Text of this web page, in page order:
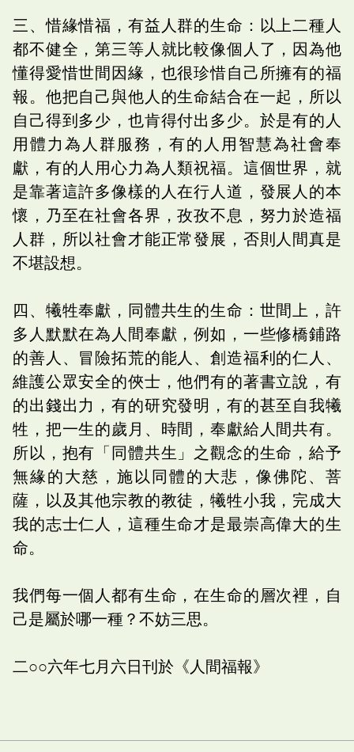
三、惜緣惜福，有益人群的生命：以上二種人
都不健全，第三等人就比較像個人了，因為他
懂得愛惜世間因緣，也很珍惜自己所擁有的福
報。他把自己與他人的生命結合在一起，所以
自己得到多少，也肯得付出多少。於是有的人
用體力為人群服務，有的人用智慧為社會奉
獻，有的人用心力為人類祝福。這個世界，就
是靠著這許多像樣的人在行人道，發展人的本
懷，乃至在社會各界，孜孜不息，努力於造福
人群，所以社會才能正常發展，否則人間真是
不堪設想。
四、犧牲奉獻，同體共生的生命：世間上，許
多人默默在為人間奉獻，例如，一些修橋鋪路
的善人、冒險拓荒的能人、創造福利的仁人、
維護公眾安全的俠士，他們有的著書立說，有
的出錢出力，有的研究發明，有的甚至自我犧
牲，把一生的歲月、時間，奉獻給人間共有。
所以，抱有「同體共生」之觀念的生命，給予
無緣的大慈，施以同體的大悲，像佛陀、菩
薩，以及其他宗教的教徒，犧牲小我，完成大
我的志士仁人，這種生命才是最崇高偉大的生
命。
我們每一個人都有生命，在生命的層次裡，自
己是屬於哪一種？不妨三思。
二○○六年七月六日刊於《人間福報》